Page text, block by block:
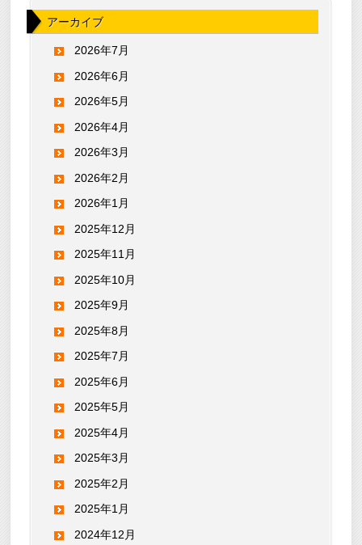
アーカイブ
2026年7月
2026年6月
2026年5月
2026年4月
2026年3月
2026年2月
2026年1月
2025年12月
2025年11月
2025年10月
2025年9月
2025年8月
2025年7月
2025年6月
2025年5月
2025年4月
2025年3月
2025年2月
2025年1月
2024年12月